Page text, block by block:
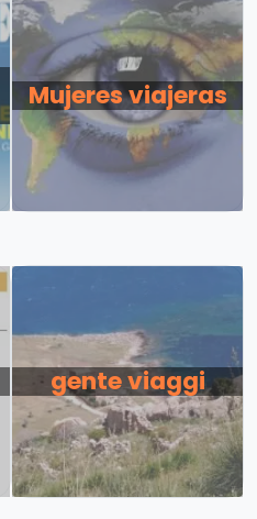
Mujeres viajeras
gente viaggi